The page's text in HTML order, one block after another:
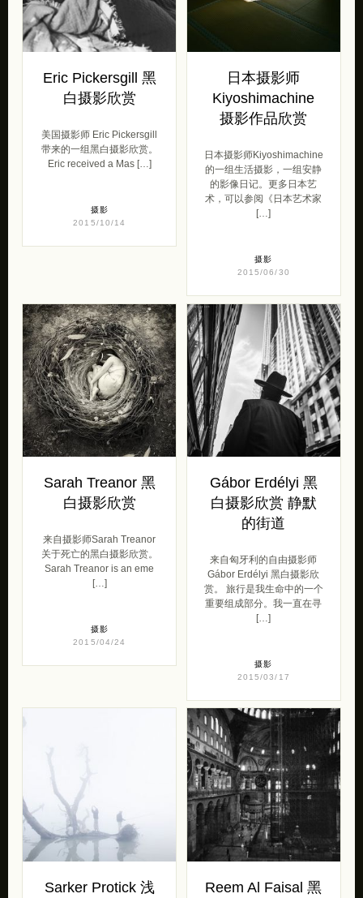
Eric Pickersgill 黑
白摄影欣赏
美国摄影师 Eric Pickersgill
带来的一组黑白摄影欣赏。
Eric received a Mas […]
摄影
2015/10/14
日本摄影师
Kiyoshimachine
摄影作品欣赏
日本摄影师Kiyoshimachine
的一组生活摄影，一组安静
的影像日记。更多日本艺
术，可以参阅《日本艺术家
[…]
摄影
2015/06/30
Sarah Treanor 黑
白摄影欣赏
来自摄影师Sarah Treanor
关于死亡的黑白摄影欣赏。
Sarah Treanor is an eme
[…]
摄影
2015/04/24
Gábor Erdélyi 黑
白摄影欣赏 静默
的街道
来自匈牙利的自由摄影师
Gábor Erdélyi 黑白摄影欣
赏。 旅行是我生命中的一个
重要组成部分。我一直在寻
[…]
摄影
2015/03/17
Sarker Protick 浅
Reem Al Faisal 黑